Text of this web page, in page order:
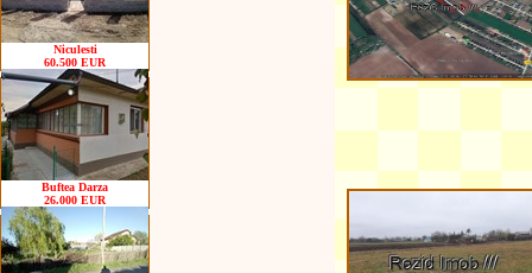
Niculesti
60.500 EUR
Buftea Darza
26.000 EUR